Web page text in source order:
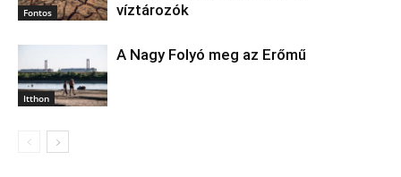
Fontos
víztározók
Itthon
A Nagy Folyó meg az Erőmű